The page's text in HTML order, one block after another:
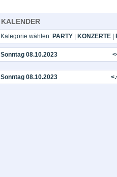
KALENDER
Kategorie wählen: PARTY| KONZERTE|
Sonntag 08.10.2023
Sonntag 08.10.2023